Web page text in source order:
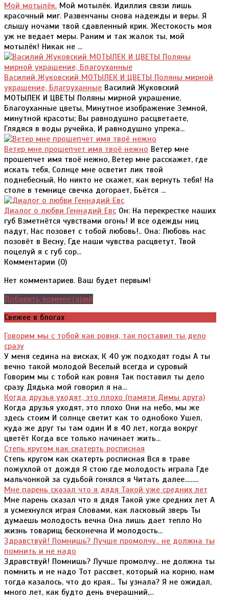
Мой мотылёк. Мой мотылёк. Идиллия связи лишь
красочный миг. Развенчаны снова надежды и веры. Я
слышу ночами твой сдавленный крик. Жестокость моя
уж не ведает меры. Раним и так жалок ты, мой
мотылёк! Никак не ...
Василий Жуковский МОТЫЛЕК И ЦВЕТЫ Поляны мирной
украшение, Благоуханные Василий Жуковский
МОТЫЛЕК И ЦВЕТЫ Поляны мирной украшение,
Благоуханные цветы, Минутное изображение Земной,
минутной красоты; Вы равнодушно расцветаете,
Глядяся в воды ручейка, И равнодушно упрека...
Ветер мне прошепчет имя твоё нежно Ветер мне
прошепчет имя твоё нежно, Ветер мне расскажет, где
искать тебя, Солнце мне осветит лик твой
поднебесный, Но никто не скажет, как вернуть тебя! На
столе в темнице свечка догорает, Бьётся ...
Диалог о любви Геннадий Евс Он: На перекрестке наших
губ Взметнётся чувствами огонь! И все одежды ниц
падут, Нас позовет с тобой любовь!.. Она: Любовь нас
позовёт в Весну, Где наши чувства расцветут, Твой
поцелуй я с губ сор...
Комментарии (0)
Нет комментариев. Ваш будет первым!
Добавить комментарий
Свежее в блогах
Говорим мы с тобой как ровня, так поставил ты дело
сразу
У меня седина на висках, К 40 уж подходят годы А ты
вечно такой молодой Веселый всегда и суровый
Говорим мы с тобой как ровня Так поставил ты дело
сразу Дядька мой говорил я на...
Когда друзья уходят, это плохо (памяти Димы друга)
Когда друзья уходят, это плохо Они на небо, мы же
здесь стоим И солнце светит как то однобоко Ушел,
куда же друг ты там один И в 40 лет, когда вокруг
цветёт Когда все только начинает жить...
Степь кругом как скатерть росписная
Степь кругом как скатерть росписная Вся в траве
пожухлой от дождя Я стою где молодость играла Где
мальчонкой за судьбой гонялся я Читать далее.........
Мне парень сказал что я дядя Такой уже средних лет
Мне парень сказал что я дядя Такой уже средних лет А
я усмехнулся играя Словами, как ласковый зверь Ты
думаешь молодость вечна Она лишь дает тепло Но
жизнь товарищ бесконечна И молодость...
Здравствуй! Помнишь? Лучше промолчу.. не должна ты
помнить и не надо
Здравствуй! Помнишь? Лучше промолчу.. не должна ты
помнить и не надо Тот рассвет, который на корню, нам
тогда казалось, что до края... Ты узнала? Я не ожидал,
много лет, как будто день вчерашний,...